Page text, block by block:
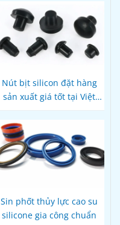
Nút bịt silicon đặt hàng
sản xuất giá tốt tại Việt
Sin phốt thủy lực cao su
silicone gia công chuẩn